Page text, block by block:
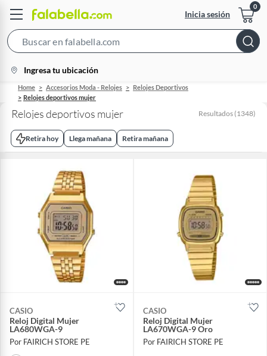
Inicia sesión
Bar
location-
icon
Ingresa tu ubicación
Home Accesorios Moda - Relojes
Relojes Deportivos
Relojes deportivos mujer
Relojes deportivos mujer Resultados (1348)
Retira hoy Llega mañana Retira mañana
CASIO
Reloj Digital Mujer
LA680WGA-9
Por FAIRICH STORE PE
CASIO
Reloj Digital Mujer
LA670WGA-9 Oro
Por FAIRICH STORE PE